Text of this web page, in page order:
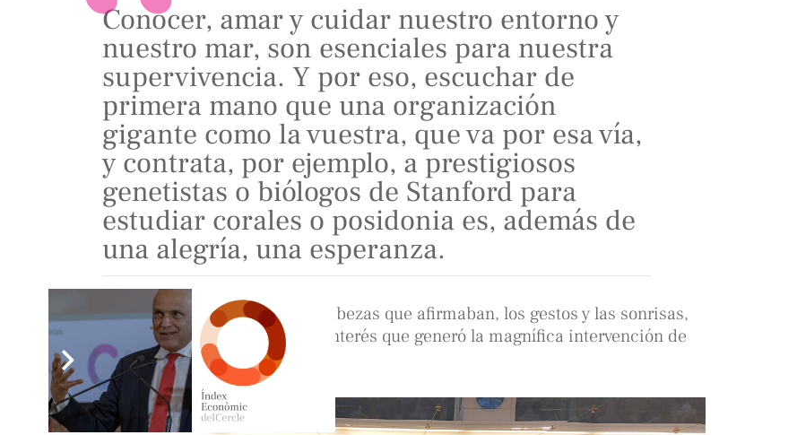
Conocer, amar y cuidar nuestro entorno y
nuestro mar, son esenciales para nuestra
supervivencia. Y por eso, escuchar de
primera mano que una organización
gigante como la vuestra, que va por esa vía,
y contrata, por ejemplo, a prestigiosos
genetistas o biólogos de Stanford para
estudiar corales o posidonia es, además de
una alegría, una esperanza.
La nutrida presencia de socios, las cabezas que afirmaban, los gestos y las sonrisas,
fueron signos evidentes del enorme interés que generó la magnífica intervención de
nuestras invitadas.